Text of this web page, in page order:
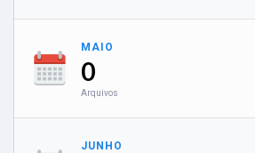
MAIO
0
Arquivos
JUNHO